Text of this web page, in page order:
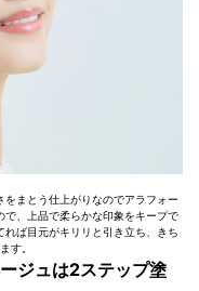
まとう仕上がりなのでアラフォー
で、上品で柔らかな印象をキープで
れば目元がキリリと引き立ち、きち
す。
ジュは2ステップ塗